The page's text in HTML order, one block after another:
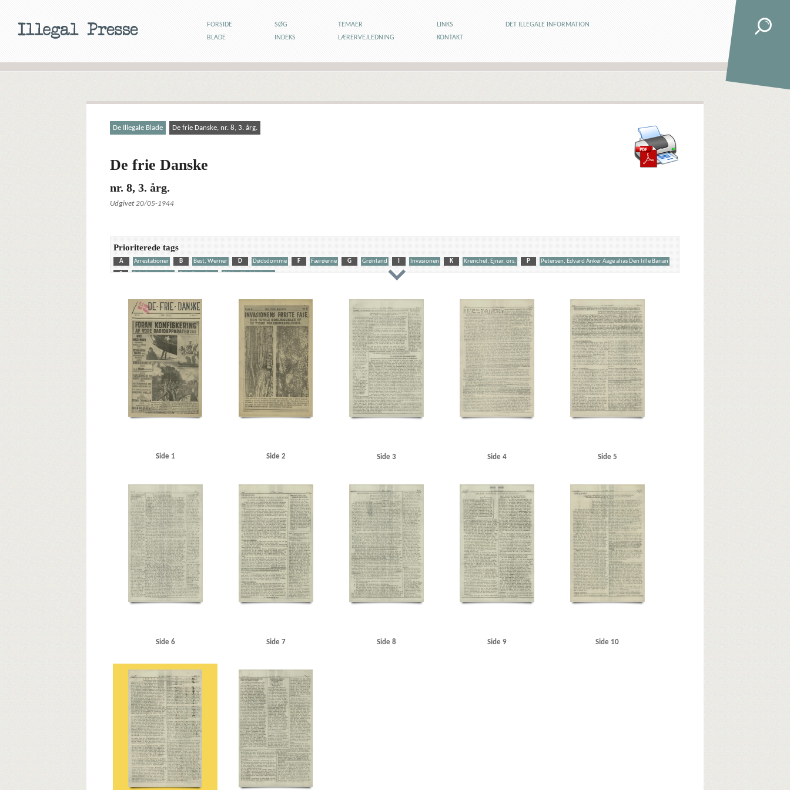
FORSIDE SØG TEMAER LINKS
DET ILLEGALE INFORMATION
BLADE
INDEKS LÆRERVEJLEDNING KONTAKT
De Illegale Blade De frie Danske, nr. 8, 3. årg.
De frie Danske
nr. 8, 3. årg.
Udgivet 20/05-1944
Prioriterede tags
A Arrestationer B Best, Werner D Dødsdomme F Færøerne G Grønland Invasionen K Krenchel, Ejnar, ors. P
Petersen, Edvard Anker Aage alias Den lille Banan
S
Sabotagevagter Schalburgtage Stikkerlikvideringer
Aabenraa Aabenraa politistation Aalborg Aarhus Aarhus Kosmorama Abildgaard Jensen, Nyborg Always Radio Apolloteatret, Kbh. Asiatisk Plads B&W (Burmeister & Wain)
Berthelsen, Poul Emil
Berthelsen, S.E., direktør Berthelsen, vicekonsul, Udenrigsministeriet Best, Werner Binslev, Knud, bankbestyrer Biolzi, Giovani M., Kbh. Bispebjerg Hospital
Blegdamsvej, Kbh.
Blichfeldt Møller, Frits, cand.polit.
Borups Alle, Kbh. Brockenhuus-Schack, Eiler, greve Brøndsted, fru, Hellerup Brøndsted, lektor, Øregaards Gymnasium C
C.F.Tietgen, fartøj
Caspersen, politibetjent
Chantre, Oberregierungsrat Christensen, Aage, Nibe Christiansen, læge, Nyborg Christmas Møller, John, politiker Clausen, antikvarboghandler, Horsens
Clausen, Frits, politiker
Conradsen, A., repræsentant, Kbh.
Crome & Goldschmidt D Daells Varehus Dagmarhus Dahl Jørgensen, politiassistent, Bornholm Dahl, Arthur, vicepolitichef
Dalholm, Roar, Kbh.
Danmarks Frihedsraad
Das Reich, blad De frie Danske de Hemmer Gudme, Steen Den gyldne Stad, film DFDS (Det Forenede Dampskibs-Selskab)
DNSAP (Danmarks Nationalsocialistiske Arbejderparti)
Dyekjær, Jens Chr., fiskeeksportør, Esbjerg
Eisenhower, Dwight D. Elmquist, Asserbo Engell, Jørgen, tandlæge, Horsens F Folkeflokken Fonnesbech Frankrig Fraun, Erhard
Frederiksberg Alle
Frederiksberg Runddel
Freuchen, Peter, forfatter Freuchen, Pipaluk Frikorps Danmark Frimurerlogen, Kbh. Fædrelandet Fælledparken Færøerne
Glavind, C.M., repræsentant, Kbh.
Goebbels, Joseph
Grieg, Nordahl, forfatter Grønland H Hald, overbetjent, Sønderborg Hamborg Hans Broge, fartøj Hansen, Johannes, politiassistent, Bornholm
Hansen, Niels Fr., lrs., Helsingør
Larsen, John, reservepostbud, Kbh. Larsens Plads, Kbh.
Lavendelstræde, Kbh.
Layborn, John, Holte Linde, Harralt, lrs. Helsingør Lohmann, Ernst A. London Lysgaard, Leo, statsmeteorolog M Madsen, Ejner, fhv. skuespiller, Kbh.
Mayfair, cafe, Kbh.
Meyer, trikotagehandler, Nyborg
Mikkelsen, Niels, direktør, restaurant Skandia Møller, Jens, bogholder, Holstebro Møller, Stig, direktør, Kbh. National Kasseapparater, Kbh.
Nationalbanken
Nordborggade, Kbh. Nordkap Nordsøen Nordwerk O Olsen, Jens Orlogsværftet P Parkov, direktør, Helsingør
Pedersen, Erik V., opdagelsesbetjent
Petersen, Edvard Anker Aage alias Den lille Banan
Petersen, Wilfred, politiker Politigaarden, Kbh. Poulsen Jensen, Jes, læge, Horsens Pretorius Møller, Svend Erik, Kbh. R
RAF (Royal Air Force)
Rasmussen, bankdirektør, Varde
Riffelsyndikatet Rigsregistraturen Ringsted Jernbanestation Ringsted Politistation Rud, tandlæge, Esbjerg Rusland Schacht, Jørgen, kontorist
Schalburgkorpset
Schalburgtage
Scharnweber, Nyborg Schelten & Giesecke A/G, Leipzig Skandia, restaurant Skelbækgade, Kbh. Sortedamsdosseringen Sortedamssøen SS
SS-Ersatzkommando Dänemark
Stahlmann, major
Stamm, Ivan, politidirektør Stentoft, Aage, teaterdirektør Stockholm Storbritannien Sundorph, politimester Sundø, E., kornet, Kbh. Sundø, Ole, redaktør
Søborg Mose
Sønderborg
Sønderholm Hede Tandrup, Harald, forfatter Terkelsen, Terkel M. Thomsen, Preben, Kbh. Thomsen, Sigurd, redaktør Thuesen, lrs., Esbjerg
Tiemroth, fru, Kbh.
Tiemroth, oberstløjtnant, Kbh.
Tosca, restaurant, Kbh. Tysk politi Tysklandsarbejdere U Udenrigsministerium, det danske USA W Warburg, Erik, professor
Waschitius, Dr. , tysk censor
Side 1 Side 2 Side 3 Side 4 Side 5
Side 6 Side 7 Side 8 Side 9 Side 10